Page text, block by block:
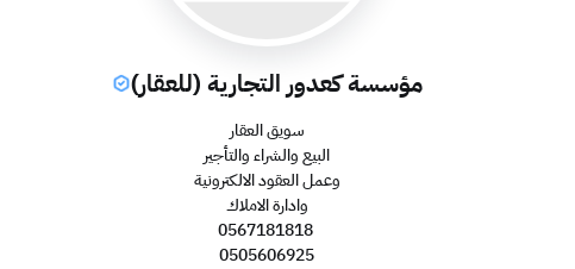
مؤسسة كعدور التجارية (للعقار)
سويق العقار
البيع والشراء والتأجير
وعمل العقود الالكترونية
وادارة الاملاك
0567181818
0505606925